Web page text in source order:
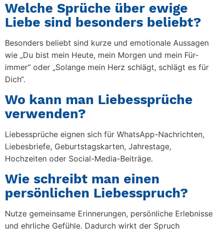
Welche Sprüche über ewige
Liebe sind besonders beliebt?
Besonders beliebt sind kurze und emotionale Aussagen
wie „Du bist mein Heute, mein Morgen und mein Für-
immer“ oder „Solange mein Herz schlägt, schlägt es für
Dich“.
Wo kann man Liebessprüche
verwenden?
Liebessprüche eignen sich für WhatsApp-Nachrichten,
Liebesbriefe, Geburtstagskarten, Jahrestage,
Hochzeiten oder Social-Media-Beiträge.
Wie schreibt man einen
persönlichen Liebesspruch?
Nutze gemeinsame Erinnerungen, persönliche Erlebnisse
und ehrliche Gefühle. Dadurch wirkt der Spruch